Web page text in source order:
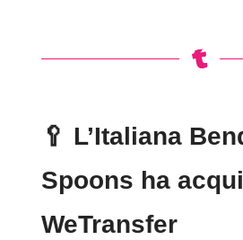
🥄 L’Italiana
Spoons ha
WeTransfer